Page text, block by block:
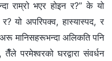
राम्रो भएर होइन र?” के यो
यो अपरिपक्व, हास्यास्पद, र
अरू मानिसहरूभन्दा अलिकति पनि
परमेश्‍वरको घरद्वारा संवर्धन